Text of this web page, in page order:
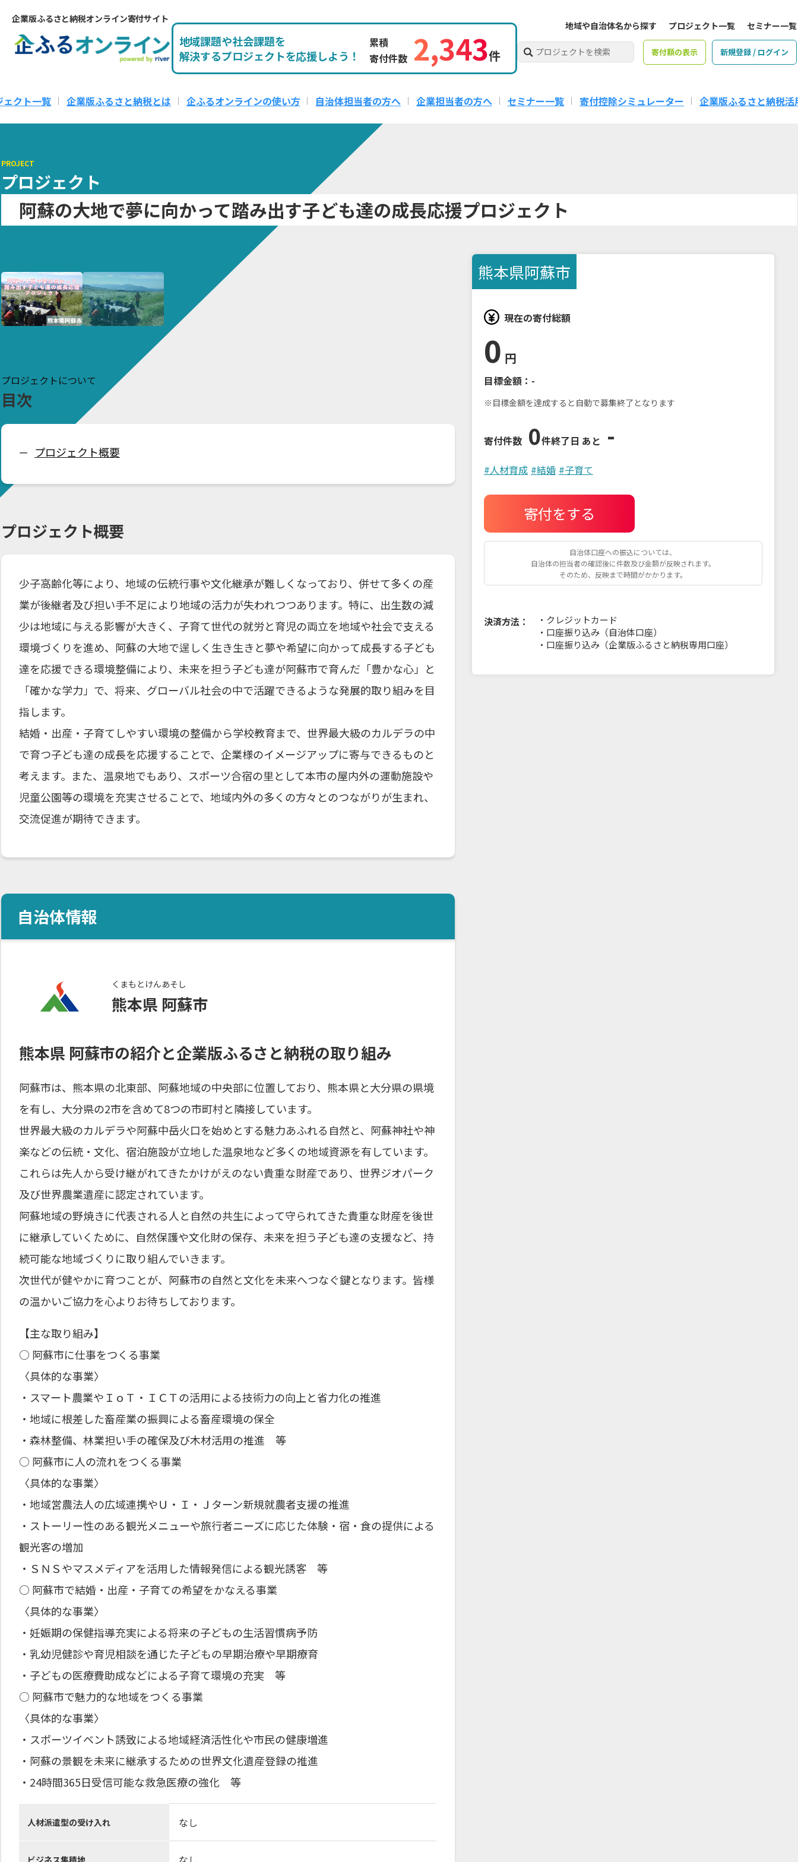
企業版ふるさと納税オンライン寄付サイト
地域課題や社会課題を
解決するプロジェクトを応援しよう！
累積
寄付件数 2,343件
地域や自治体名から探す プロジェクト一覧 セミナー一覧
寄付額の表示 新規登録 / ログイン
ェクト一覧 企業版ふるさと納税とは 企ふるオンラインの使い方 自治体担当者の方へ 企業担当者の方へ セミナー一覧 寄付控除シミュレーター 企業版ふるさと納税活
PROJECT
プロジェクト
阿蘇の大地で夢に向かって踏み出す子ども達の成長応援プロジェクト
プロジェクトについて
目次
ー プロジェクト概要
プロジェクト概要
少子高齢化等により、地域の伝統行事や文化継承が難しくなっており、併せて多くの産
業が後継者及び担い手不足により地域の活力が失われつつあります。特に、出生数の減
少は地域に与える影響が大きく、子育て世代の就労と育児の両立を地域や社会で支える
環境づくりを進め、阿蘇の大地で逞しく生き生きと夢や希望に向かって成長する子ども
達を応援できる環境整備により、未来を担う子ども達が阿蘇市で育んだ「豊かな心」と
「確かな学力」で、将来、グローバル社会の中で活躍できるような発展的取り組みを目
指します。
結婚・出産・子育てしやすい環境の整備から学校教育まで、世界最大級のカルデラの中
で育つ子ども達の成長を応援することで、企業様のイメージアップに寄与できるものと
考えます。また、温泉地でもあり、スポーツ合宿の里として本市の屋内外の運動施設や
児童公園等の環境を充実させることで、地域内外の多くの方々とのつながりが生まれ、
交流促進が期待できます。
自治体情報
くまもとけん
熊本県
あそし
阿蘇市
熊本県 阿蘇市の紹介と企業版ふるさと納税の取り組み
阿蘇市は、熊本県の北東部、阿蘇地域の中央部に位置しており、熊本県と大分県の県境
を有し、大分県の2市を含めて8つの市町村と隣接しています。
世界最大級のカルデラや阿蘇中岳火口を始めとする魅力あふれる自然と、阿蘇神社や神
楽などの伝統・文化、宿泊施設が立地した温泉地など多くの地域資源を有しています。
これらは先人から受け継がれてきたかけがえのない貴重な財産であり、世界ジオパーク
及び世界農業遺産に認定されています。
阿蘇地域の野焼きに代表される人と自然の共生によって守られてきた貴重な財産を後世
に継承していくために、自然保護や文化財の保存、未来を担う子ども達の支援など、持
続可能な地域づくりに取り組んでいきます。
次世代が健やかに育つことが、阿蘇市の自然と文化を未来へつなぐ鍵となります。皆様
の温かいご協力を心よりお待ちしております。
【主な取り組み】
○ 阿蘇市に仕事をつくる事業
〈具体的な事業〉
・スマート農業やＩｏＴ・ＩＣＴの活用による技術力の向上と省力化の推進
・地域に根差した畜産業の振興による畜産環境の保全
・森林整備、林業担い手の確保及び木材活用の推進 等
○ 阿蘇市に人の流れをつくる事業
〈具体的な事業〉
・地域営農法人の広域連携やＵ・Ｉ・Ｊターン新規就農者支援の推進
・ストーリー性のある観光メニューや旅行者ニーズに応じた体験・宿・食の提供による
観光客の増加
・ＳＮＳやマスメディアを活用した情報発信による観光誘客 等
○ 阿蘇市で結婚・出産・子育ての希望をかなえる事業
〈具体的な事業〉
・妊娠期の保健指導充実による将来の子どもの生活習慣病予防
・乳幼児健診や育児相談を通じた子どもの早期治療や早期療育
・子どもの医療費助成などによる子育て環境の充実 等
○ 阿蘇市で魅力的な地域をつくる事業
〈具体的な事業〉
・スポーツイベント誘致による地域経済活性化や市民の健康増進
・阿蘇の景観を未来に継承するための世界文化遺産登録の推進
・24時間365日受信可能な救急医療の強化 等
人材派遣型の受け入れ なし
熊本県阿蘇市
現在の寄付総額
0 円
目標金額： -
※目標金額を達成すると自動で募集終了となります
寄付件数 0件終了日 あと -
#人材育成 #結婚 #子育て
寄付をする
自治体口座への振込については、
自治体の担当者の確認後に件数及び金額が反映されます。
そのため、反映まで時間がかかります。
決済方法： ・ クレジットカード
・ 口座振り込み（自治体口座）
・ 口座振り込み（企業版ふるさと納税専用口座）